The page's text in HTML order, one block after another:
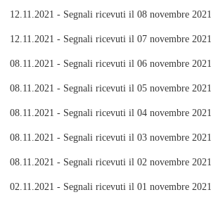
12.11.2021 - Segnali ricevuti il 08 novembre 2021
12.11.2021 - Segnali ricevuti il 07 novembre 2021
08.11.2021 - Segnali ricevuti il 06 novembre 2021
08.11.2021 - Segnali ricevuti il 05 novembre 2021
08.11.2021 - Segnali ricevuti il 04 novembre 2021
08.11.2021 - Segnali ricevuti il 03 novembre 2021
08.11.2021 - Segnali ricevuti il 02 novembre 2021
02.11.2021 - Segnali ricevuti il 01 novembre 2021